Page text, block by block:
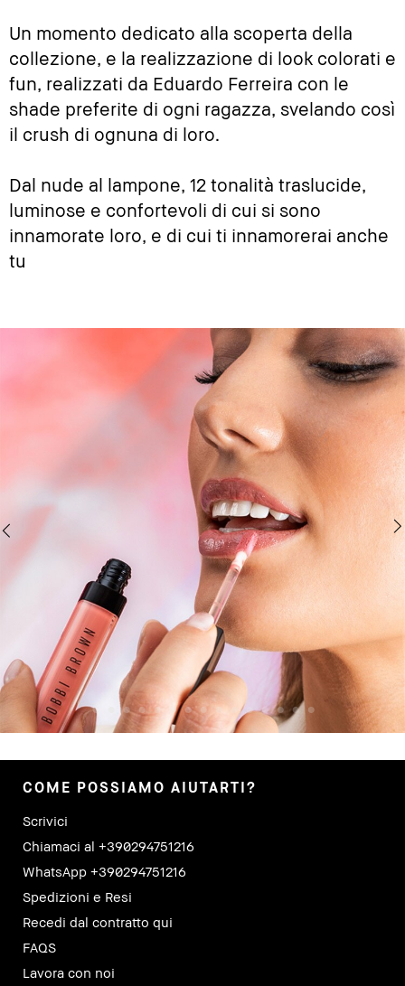
Un momento dedicato alla scoperta della
collezione, e la realizzazione di look colorati e
fun, realizzati da Eduardo Ferreira con le
shade preferite di ogni ragazza, svelando così
il crush di ognuna di loro.
Dal nude al lampone, 12 tonalità traslucide,
luminose e confortevoli di cui si sono
innamorate loro, e di cui ti innamorerai anche
tu
COME POSSIAMO AIUTARTI?
Scrivici
Chiamaci al +390294751216
WhatsApp +390294751216
Spedizioni e Resi
Recedi dal contratto qui
FAQS
Lavora con noi